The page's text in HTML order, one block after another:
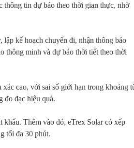
tin dự báo theo thời gian thực, nhờ
kế hoạch chuyến đi, nhận thông báo
thông minh và dự báo thời tiết theo thời
cao, với sai số giới hạn trong khoảng
đo đạc hiệu quả.
Thêm vào đó, eTrex Solar có xếp
tối đa 30 phút.